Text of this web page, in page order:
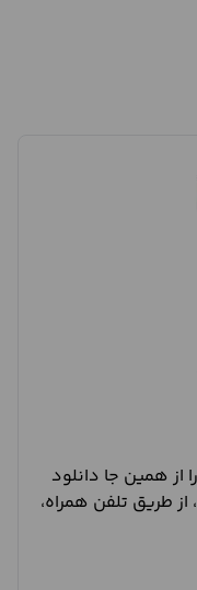
از همین جا دانلود
از طریق تلفن همراه،